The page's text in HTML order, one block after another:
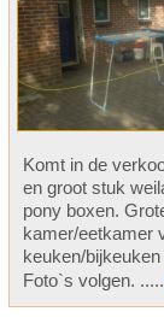
Komt in de
en groot stuk
pony boxen.
kamer/eetkamer
keuken/
Foto`s volgen. .....